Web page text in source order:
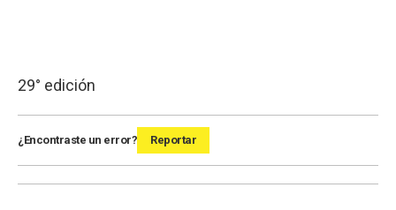
29° edición
¿Encontraste un error? Reportar